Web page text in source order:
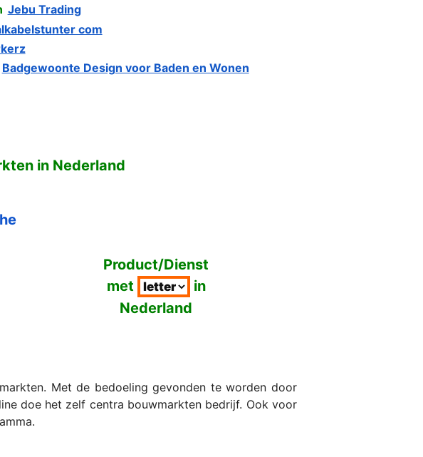
Jebu Trading
com
Badgewoonte Design voor Baden en Wonen
in Nederland
Product/Dienst
met
in
Nederland
Met de bedoeling gevonden te worden door
doe het zelf centra bouwmarkten bedrijf. Ook voor